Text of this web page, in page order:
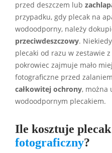
przed deszczem lub
przypadku, gdy plecak na
wodoodporny, należy
przeciwdeszczowy.
plecaki od razu w zestawie
pokrowiec zajmuje mało
fotograficzne przed
całkowitej ochrony, można
wodoodpornym plecakiem.
Ile kosztuje plecak
fotograficzny?